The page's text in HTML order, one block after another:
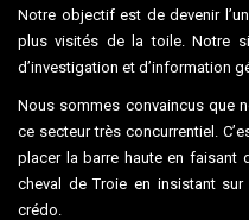
Notre objectif est de devenir
plus visités de la toile. Notre
d’investigation et d’information
Nous sommes convaincus que
ce secteur très concurrentiel.
placer la barre haute en faisant
cheval de Troie en insistant
crédo.